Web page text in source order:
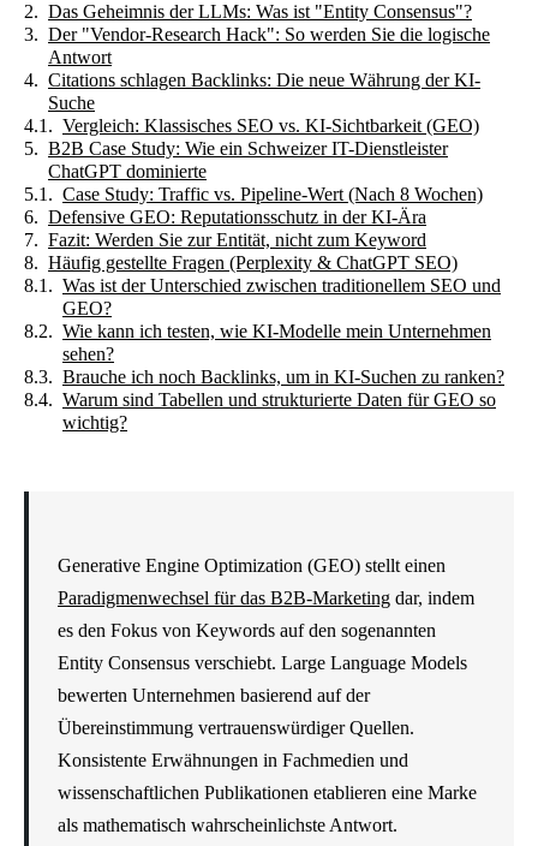
Das Geheimnis der LLMs: Was ist "Entity Consensus"?
Der "Vendor-Research Hack": So werden Sie die logische
Antwort
Citations schlagen Backlinks: Die neue Währung der KI-
Suche
Vergleich: Klassisches SEO vs. KI-Sichtbarkeit (GEO)
B2B Case Study: Wie ein Schweizer IT-Dienstleister
ChatGPT dominierte
Case Study: Traffic vs. Pipeline-Wert (Nach 8 Wochen)
Defensive GEO: Reputationsschutz in der KI-Ära
Fazit: Werden Sie zur Entität, nicht zum Keyword
Häufig gestellte Fragen (Perplexity & ChatGPT SEO)
Was ist der Unterschied zwischen traditionellem SEO und
GEO?
Wie kann ich testen, wie KI-Modelle mein Unternehmen
sehen?
Brauche ich noch Backlinks, um in KI-Suchen zu ranken?
Warum sind Tabellen und strukturierte Daten für GEO so
wichtig?
Generative Engine Optimization (GEO) stellt einen
Paradigmenwechsel für das B2B-Marketing dar, indem
es den Fokus von Keywords auf den sogenannten
Entity Consensus verschiebt. Large Language Models
bewerten Unternehmen basierend auf der
Übereinstimmung vertrauenswürdiger Quellen.
Konsistente Erwähnungen in Fachmedien und
wissenschaftlichen Publikationen etablieren eine Marke
als mathematisch wahrscheinlichste Antwort.